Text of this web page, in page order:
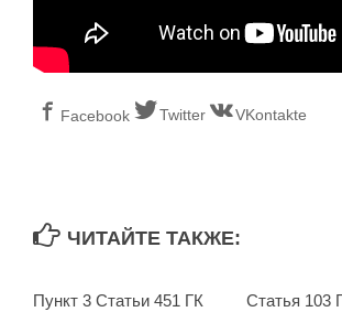
Facebook Twitter VKontakte
ЧИТАЙТЕ ТАКЖЕ:
Пункт 3 Статьи 451 ГК
Статья 103